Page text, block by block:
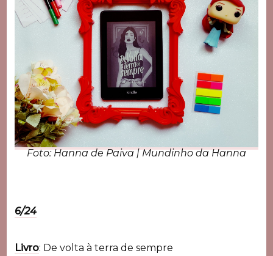
Foto: Hanna de Paiva | Mundinho da Hanna
6/24
Livro: De volta à terra de sempre